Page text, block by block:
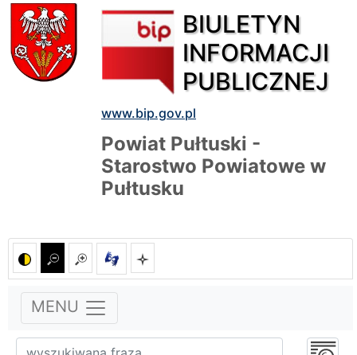
BIULETYN
INFORMACJI
PUBLICZNEJ
www.bip.gov.pl
Powiat Pułtuski -
Starostwo Powiatowe w
Pułtusku
MENU